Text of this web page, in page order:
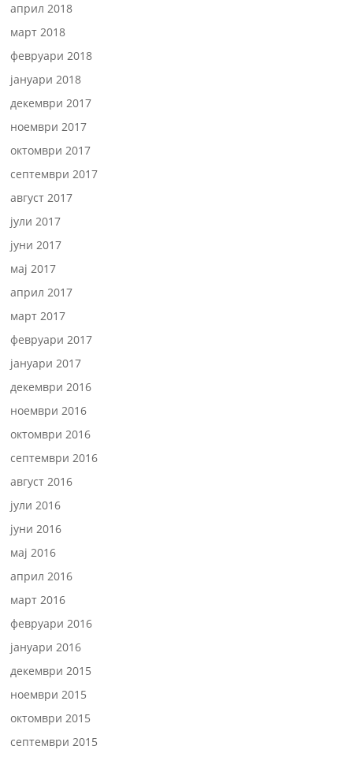
април 2018
март 2018
февруари 2018
јануари 2018
декември 2017
ноември 2017
октомври 2017
септември 2017
август 2017
јули 2017
јуни 2017
мај 2017
април 2017
март 2017
февруари 2017
јануари 2017
декември 2016
ноември 2016
октомври 2016
септември 2016
август 2016
јули 2016
јуни 2016
мај 2016
април 2016
март 2016
февруари 2016
јануари 2016
декември 2015
ноември 2015
октомври 2015
септември 2015